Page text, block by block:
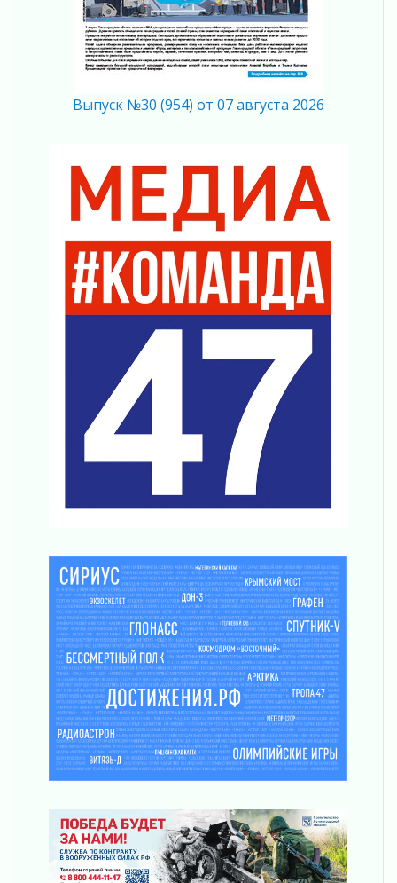
Труда России
06 августа 2026
Новый фельдшерско-акушерский пункт начал
работу в деревне Мотохово
Ветеранам СВО — новые возможности для
Экомилиция Ленобласти вышла на воду
06 августа 2026
Лето в ритме ремонта
Губернатор Ленобласти сделал ставку на
участников СВО
06 августа 2026
Леноблводоканал модернизировал систему
водоснабжения в Пикалево
Проект «Производительность труда»
06 августа 2026
Стань частью «Капсулы времени»
06 августа 2026
В Сланцах открылся обновлённый Кадровый
Выбрать удобный способ голосования
помогут Госуслуги
05 августа 2026
Планируйте свой маршрут заранее
05 августа 2026
Мода вне возраста и границ
05 августа 2026
Марафон обновлений
05 августа 2026
Добровольцы огненного фронта
05 августа 2026
05 августа 2026
Лучшая из лучших
05 августа 2026
Пульс региона
Выпуск №30 (954) от 07 августа 2026